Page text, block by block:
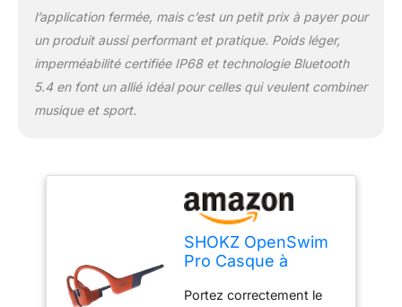
l’application fermée, mais c’est un petit prix à payer pour
un produit aussi performant et pratique. Poids léger,
imperméabilité certifiée IP68 et technologie Bluetooth
5.4 en font un allié idéal pour celles qui veulent combiner
musique et sport.
SHOKZ OpenSwim
Pro Casque à
osseuse, écouteurs
Portez correctement le